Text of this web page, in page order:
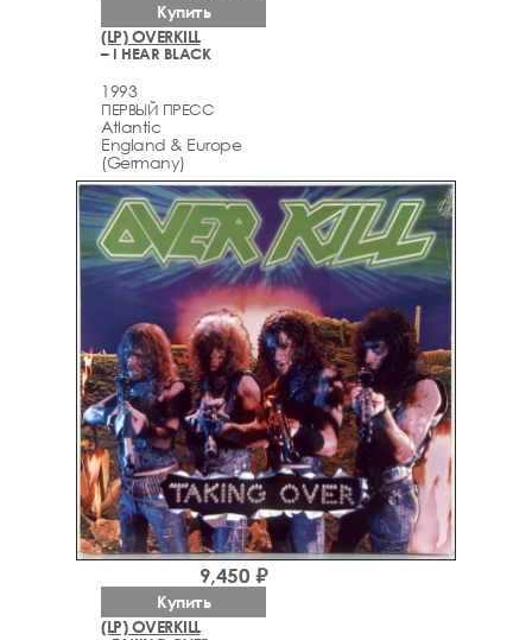
(LP) OVERKILL
– I HEAR BLACK
1993
ПЕРВЫЙ ПРЕСС
Atlantic
England & Europe
(Germany)
Купить
(LP) OVERKILL
9,450 ₽
Купить